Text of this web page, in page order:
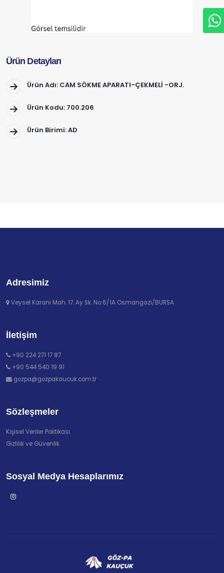
Ürün Detayları
Ürün Adı: CAM SÖKME APARATI-ÇEKMELİ -ORJ.
Ürün Kodu: 700.206
Ürün Birimi: AD
Adresimiz
Veysel Karani Mah. 17. Ay Sk. No:6/1A Osmangazi/BURSA
İletişim
+90 224 271 17 87
+90 544 540 19 91
gozpa@gozpakaucuk.com.tr
Sözleşmeler
Kişisel Veriler Politikası
Gizlilik ve Güvenlik
Sosyal Medya Hesaplarımız